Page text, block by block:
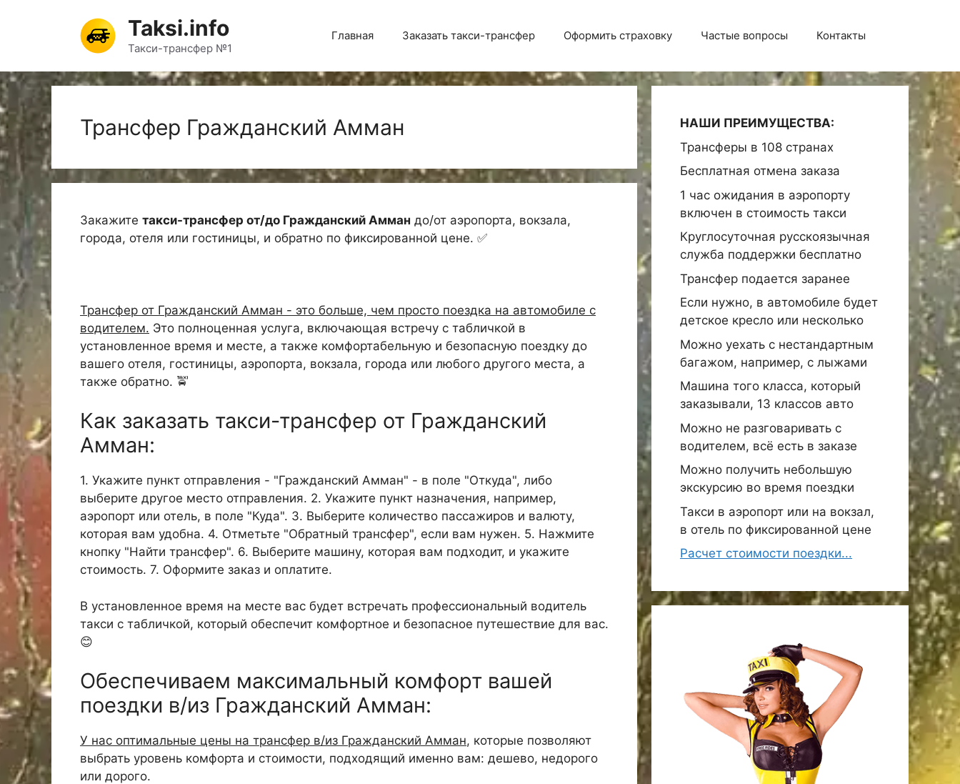
содержимому
Taksi.info
Такси-трансфер №1
Главная Заказать такси-трансфер Оформить страховку Частые вопросы Контакты
Трансфер Гражданский Амман
Закажите такси-трансфер от/до Гражданский Амман до/от аэропорта, вокзала,
города, отеля или гостиницы, и обратно по фиксированной цене. ✅
Трансфер от Гражданский Амман - это больше, чем просто поездка на автомобиле с
водителем. Это полноценная услуга, включающая встречу с табличкой в
установленное время и месте, а также комфортабельную и безопасную поездку до
вашего отеля, гостиницы, аэропорта, вокзала, города или любого другого места, а
также обратно. 🚖
Как заказать такси-трансфер от Гражданский
Амман:
1. Укажите пункт отправления - "Гражданский Амман" - в поле "Откуда", либо
выберите другое место отправления. 2. Укажите пункт назначения, например,
аэропорт или отель, в поле "Куда". 3. Выберите количество пассажиров и валюту,
которая вам удобна. 4. Отметьте "Обратный трансфер", если вам нужен. 5. Нажмите
кнопку "Найти трансфер". 6. Выберите машину, которая вам подходит, и укажите
стоимость. 7. Оформите заказ и оплатите.
В установленное время на месте вас будет встречать профессиональный водитель
такси с табличкой, который обеспечит комфортное и безопасное путешествие для вас.
😊
Обеспечиваем максимальный комфорт вашей
поездки в/из Гражданский Амман:
У нас оптимальные цены на трансфер в/из Гражданский Амман, которые позволяют
выбрать уровень комфорта и стоимости, подходящий именно вам: дешево, недорого
или дорого.
НАШИ ПРЕИМУЩЕСТВА:
Трансферы в 108 странах
Бесплатная отмена заказа
1 час ожидания в аэропорту
включен в стоимость такси
Круглосуточная русскоязычная
служба поддержки бесплатно
Трансфер подается заранее
Если нужно, в автомобиле будет
детское кресло или несколько
Можно уехать с нестандартным
багажом, например, с лыжами
Машина того класса, который
заказывали, 13 классов авто
Можно не разговаривать с
водителем, всё есть в заказе
Можно получить небольшую
экскурсию во время поездки
Такси в аэропорт или на вокзал,
в отель по фиксированной цене
Расчет стоимости поездки...